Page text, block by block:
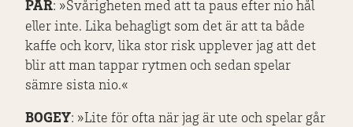
PAR: »Svårigheten med att ta paus efter nio hål
eller inte. Lika behagligt som det är att ta både
kaffe och korv, lika stor risk upplever jag att det
blir att man tappar rytmen och sedan spelar
sämre sista nio.«
BOGEY: »Lite för ofta när jag är ute och spelar går